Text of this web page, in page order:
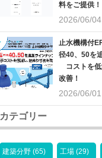
料をご提供！
2026/06/04
止水機構付
径40、50を
コストを低
改善！
2026/06/01
カテゴリー
建築分野 (65) 工場 (29)